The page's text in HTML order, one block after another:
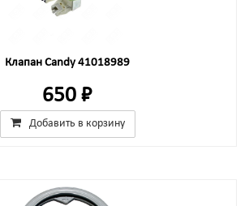
Клапан Candy 41018989
650 ₽
Добавить в корзину